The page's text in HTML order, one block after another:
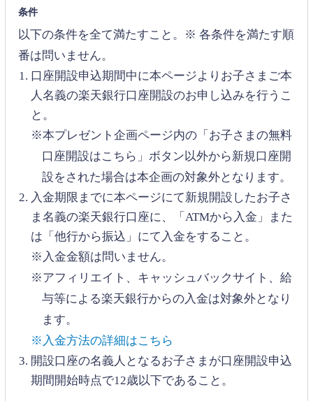
条件
以下の条件を全て満たすこと。※ 各条件を満たす順
番は問いません。
口座開設申込期間中に本ページよりお子さまご本
人名義の楽天銀行口座開設のお申し込みを行うこ
と。
※本プレゼント企画ページ内の「お子さまの無料
口座開設はこちら」ボタン以外から新規口座開
設をされた場合は本企画の対象外となります。
入金期限までに本ページにて新規開設したお子さ
ま名義の楽天銀行口座に、「ATMから入金」また
は「他行から振込」にて入金をすること。
※入金金額は問いません。
※アフィリエイト、キャッシュバックサイト、給
与等による楽天銀行からの入金は対象外となり
ます。
※入金方法の詳細はこちら
開設口座の名義人となるお子さまが口座開設申込
期間開始時点で12歳以下であること。